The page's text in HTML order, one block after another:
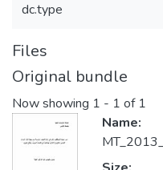
dc.type
Files
Original bundle
Now showing 1 - 1 of 1
Name: